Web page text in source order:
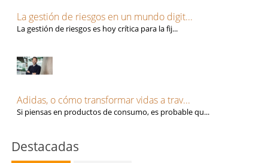
Tarragona
Teruel
Valladolid
Vizcaya
Zaragoza
Tecnología, Software e IA
Ventas y Comercial
La gestión de riesgos en un mundo digit...
La gestión de riesgos es hoy crítica para la fij...
Adidas, o cómo transformar vidas a trav...
Si piensas en productos de consumo, es probable qu...
Destacadas